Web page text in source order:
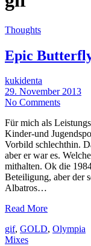
Thoughts
Epic
kukidenta
29. November 2013
No Comments
Für mich als
Kinder-und
Vorbild schlechthin.
aber er war es.
mithalten. Ok die
Beteiligung, aber der
Albatros…
Read More
gif, GOLD, Olympia
Mixes